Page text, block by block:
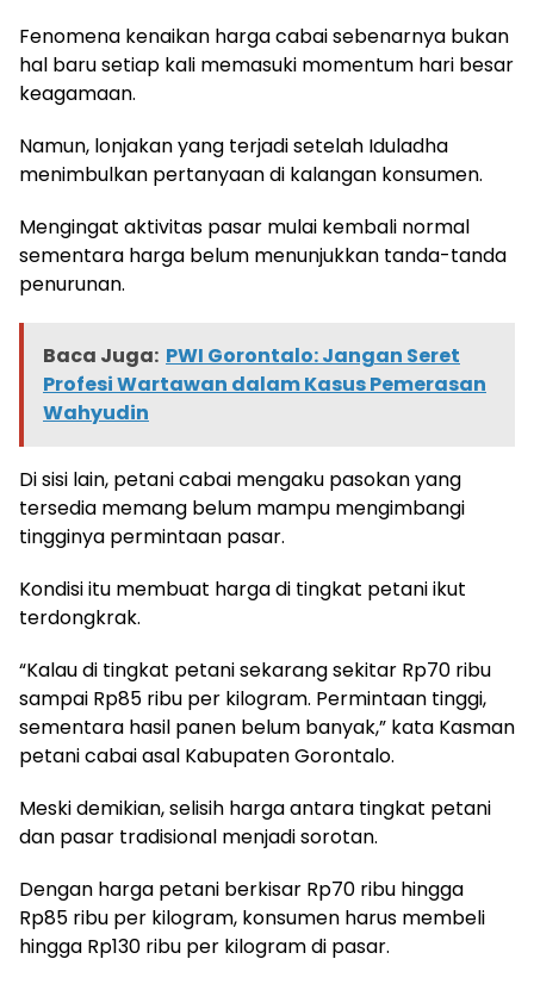
Fenomena kenaikan harga cabai sebenarnya bukan
hal baru setiap kali memasuki momentum hari besar
keagamaan.
Namun, lonjakan yang terjadi setelah Iduladha
menimbulkan pertanyaan di kalangan konsumen.
Mengingat aktivitas pasar mulai kembali normal
sementara harga belum menunjukkan tanda-tanda
penurunan.
Baca Juga: PWI Gorontalo: Jangan Seret
Profesi Wartawan dalam Kasus Pemerasan
Wahyudin
Di sisi lain, petani cabai mengaku pasokan yang
tersedia memang belum mampu mengimbangi
tingginya permintaan pasar.
Kondisi itu membuat harga di tingkat petani ikut
terdongkrak.
“Kalau di tingkat petani sekarang sekitar Rp70 ribu
sampai Rp85 ribu per kilogram. Permintaan tinggi,
sementara hasil panen belum banyak,” kata Kasman
petani cabai asal Kabupaten Gorontalo.
Meski demikian, selisih harga antara tingkat petani
dan pasar tradisional menjadi sorotan.
Dengan harga petani berkisar Rp70 ribu hingga
Rp85 ribu per kilogram, konsumen harus membeli
hingga Rp130 ribu per kilogram di pasar.